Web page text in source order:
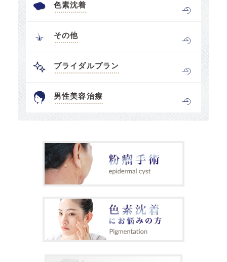
色素沈着
その他
ブライダルプラン
男性美容治療